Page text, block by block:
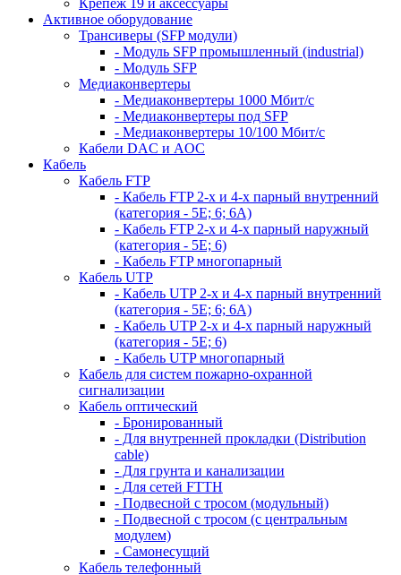
Крепеж 19 и аксессуары
Активное оборудование
Трансиверы (SFP модули)
- Модуль SFP промышленный (industrial)
- Модуль SFP
Медиаконвертеры
- Медиаконвертеры 1000 Мбит/с
- Медиаконвертеры под SFP
- Медиаконвертеры 10/100 Мбит/с
Кабели DAC и AOC
Кабель
Кабель FTP
- Кабель FTP 2-х и 4-х парный внутренний
(категория - 5Е; 6; 6А)
- Кабель FTP 2-х и 4-х парный наружный
(категория - 5Е; 6)
- Кабель FTP многопарный
Кабель UTP
- Кабель UTP 2-х и 4-х парный внутренний
(категория - 5Е; 6; 6А)
- Кабель UTP 2-х и 4-х парный наружный
(категория - 5Е; 6)
- Кабель UTP многопарный
Кабель для систем пожарно-охранной
сигнализации
Кабель оптический
- Бронированный
- Для внутренней прокладки (Distribution
cable)
- Для грунта и канализации
- Для сетей FTTH
- Подвесной с тросом (модульный)
- Подвесной с тросом (с центральным
модулем)
- Самонесущий
Кабель телефонный